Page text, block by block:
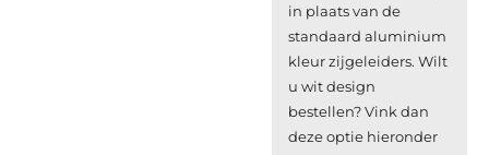
in plaats van de
standaard aluminium
kleur zijgeleiders. Wilt
u wit design
bestellen? Vink dan
deze optie hieronder